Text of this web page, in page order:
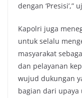
dengan ‘Presisi’,”
Kapolri juga
untuk selalu
masyarakat
dan pelayanan
wujud dukungan
bagian dari